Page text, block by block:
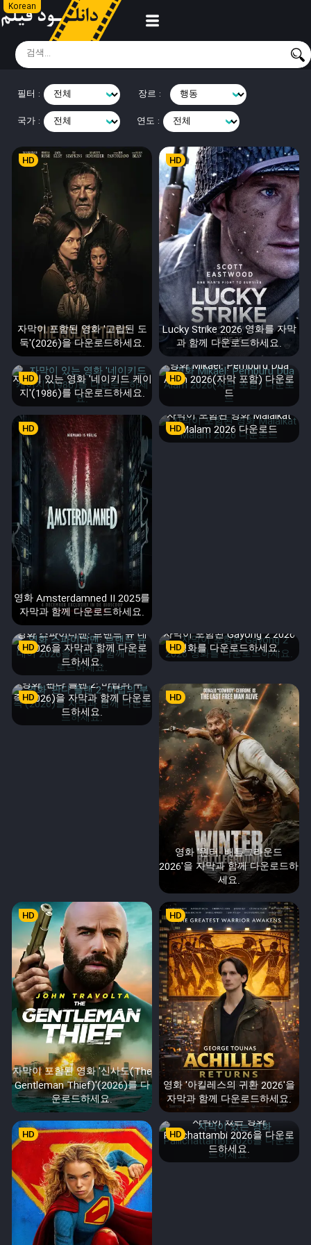
Korean
필터 :
장르 :
국가 :
연도 :
자막이 포함된 영화 '고립된 도
둑'(2026)을 다운로드하세요.
HD
Lucky Strike 2026 영화를 자막
과 함께 다운로드하세요.
HD
자막이 있는 영화 '네이키드 케이
지'(1986)를 다운로드하세요.
HD
영화 Mikael: Pemburu Dua
Alam 2026(자막 포함) 다운로
드
HD
영화 Amsterdamned II 2025를
자막과 함께 다운로드하세요.
HD
자막이 포함된 영화 Malaikat
Malam 2026 다운로드
HD
영화 스파이더맨: 브랜드 뉴 데
이 2026을 자막과 함께 다운로
드하세요.
HD
자막이 포함된 Gayong 2 2026
영화를 다운로드하세요.
HD
영화 '판다 플랜 2: 마법의 부
족'(2026)을 자막과 함께 다운로
드하세요.
HD
영화 '윈터: 배틀그라운드
2026'을 자막과 함께 다운로드하
세요.
HD
자막이 포함된 영화 '신사도(The
Gentleman Thief)'(2026)를 다
운로드하세요.
HD
영화 '아킬레스의 귀환 2026'을
자막과 함께 다운로드하세요.
HD
HD
자막이 있는 영화
Pallichattambi 2026을 다운로
드하세요.
HD